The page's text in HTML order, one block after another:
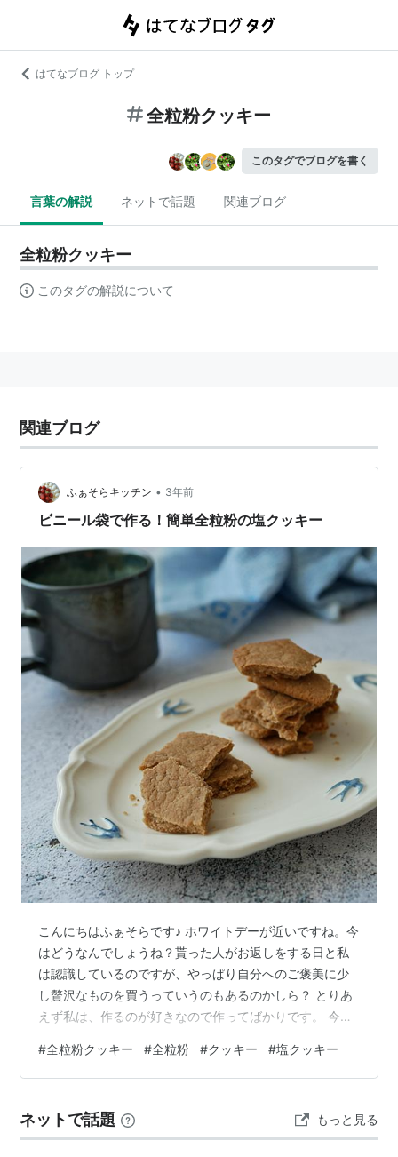
はてなブログ トップ
全粒粉クッキー
このタグでブログを書く
言葉の解説 ネットで話題 関連ブログ
全粒粉クッキー
このタグの解説について
関連ブログ
ふぁそらキッチン • 3年前
ビニール袋で作る！簡単全粒粉の塩クッキー
こんにちはふぁそらです♪ ホワイトデーが近いですね。今
はどうなんでしょうね？貰った人がお返しをする日と私
は認識しているのですが、やっぱり自分へのご褒美に少
し贅沢なものを買うっていうのもあるのかしら？ とりあ
えず私は、作るのが好きなので作ってばかりです。 今回
す。 動物性食材は使っていないのでビーガンレシピです
ね。 ビニール袋で洗い物いらず、意外と難しい切り分け
です。 さあ作っていきましょう。 材料 作り方 材料 全粒
粉 100g きび砂糖 20g はちみつ 大さじ１ サラダ油 25g
#全粒粉クッキー #全粒粉 #クッキー #塩クッキー
ネットで話題 もっと見る